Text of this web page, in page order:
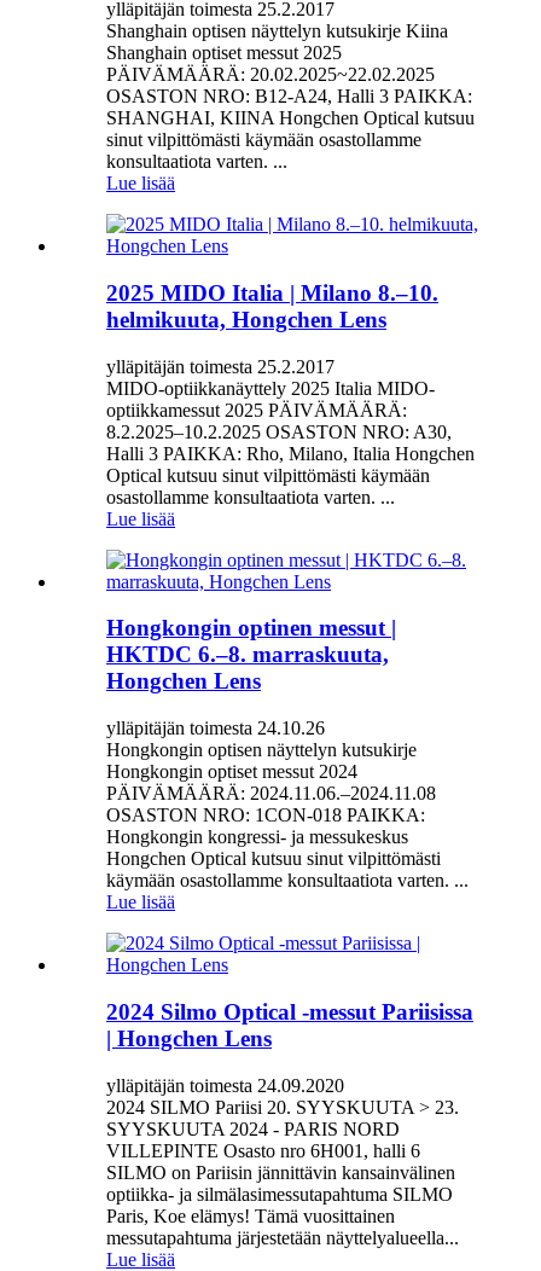
ylläpitäjän toimesta 25.2.2017
Shanghain optisen näyttelyn kutsukirje Kiina
Shanghain optiset messut 2025
PÄIVÄMÄÄRÄ: 20.02.2025~22.02.2025
OSASTON NRO: B12-A24, Halli 3 PAIKKA:
SHANGHAI, KIINA Hongchen Optical kutsuu
sinut vilpittömästi käymään osastollamme
konsultaatiota varten. ...
Lue lisää
2025 MIDO Italia | Milano 8.–10.
helmikuuta, Hongchen Lens
ylläpitäjän toimesta 25.2.2017
MIDO-optiikkanäyttely 2025 Italia MIDO-
optiikkamessut 2025 PÄIVÄMÄÄRÄ:
8.2.2025–10.2.2025 OSASTON NRO: A30,
Halli 3 PAIKKA: Rho, Milano, Italia Hongchen
Optical kutsuu sinut vilpittömästi käymään
osastollamme konsultaatiota varten. ...
Lue lisää
Hongkongin optinen messut |
HKTDC 6.–8. marraskuuta,
Hongchen Lens
ylläpitäjän toimesta 24.10.26
Hongkongin optisen näyttelyn kutsukirje
Hongkongin optiset messut 2024
PÄIVÄMÄÄRÄ: 2024.11.06.–2024.11.08
OSASTON NRO: 1CON-018 PAIKKA:
Hongkongin kongressi- ja messukeskus
Hongchen Optical kutsuu sinut vilpittömästi
käymään osastollamme konsultaatiota varten. ...
Lue lisää
2024 Silmo Optical -messut Pariisissa
| Hongchen Lens
ylläpitäjän toimesta 24.09.2020
2024 SILMO Pariisi 20. SYYSKUUTA > 23.
SYYSKUUTA 2024 - PARIS NORD
VILLEPINTE Osasto nro 6H001, halli 6
SILMO on Pariisin jännittävin kansainvälinen
optiikka- ja silmälasimessutapahtuma SILMO
Paris, Koe elämys! Tämä vuosittainen
messutapahtuma järjestetään näyttelyalueella...
Lue lisää